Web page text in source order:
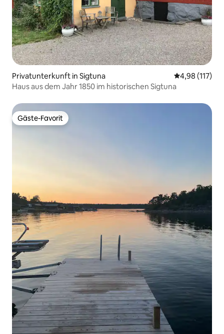
Privatunterkunft in Sigtuna
4,98 (117)
Haus aus dem Jahr 1850 im historischen Sigtuna
Gäste-Favorit
Gäste-Favorit